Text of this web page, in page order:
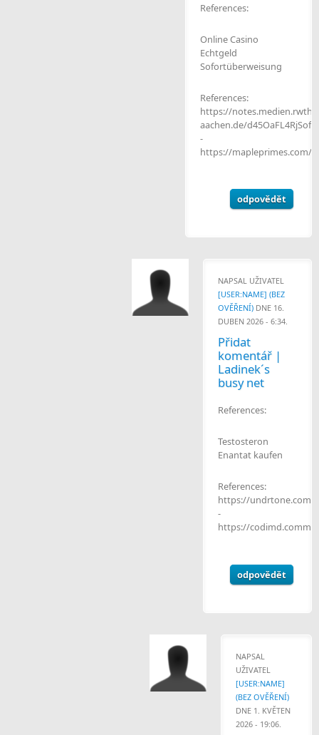
References:
Online Casino
Echtgeld
Sofortüberweisung
References:
https://notes.medien.rwth-
aachen.de/
-
https://mapleprimes.com/
odpovědět
NAPSAL UŽIVATEL
[USER:NAME] (BEZ
OVĚŘENÍ) DNE 16.
DUBEN 2026 - 6:34.
Přidat
komentář |
Ladinek´s
busy net
References:
Testosteron
Enantat kaufen
References:
https://undrtone.com/
-
https://
odpovědět
NAPSAL
UŽIVATEL
[USER:NAME]
(BEZ OVĚŘENÍ)
DNE 1. KVĚTEN
2026 - 19:06.